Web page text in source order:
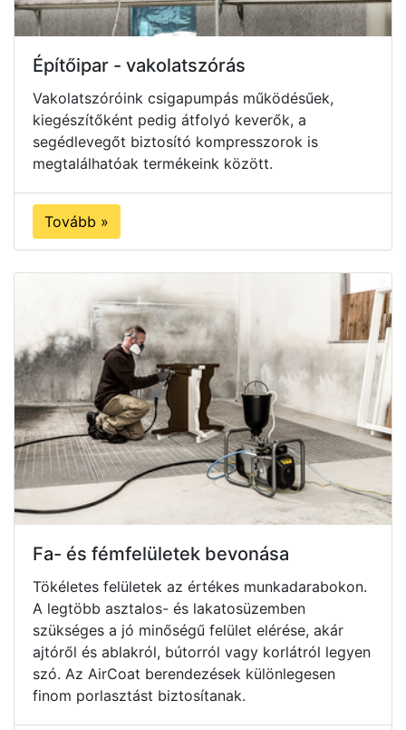
Építőipar - vakolatszórás
Vakolatszóróink csigapumpás működésűek,
kiegészítőként pedig átfolyó keverők, a
segédlevegőt biztosító kompresszorok is
megtalálhatóak termékeink között.
Tovább »
Fa- és fémfelületek bevonása
Tökéletes felületek az értékes munkadarabokon.
A legtöbb asztalos- és lakatosüzemben
szükséges a jó minőségű felület elérése, akár
ajtóről és ablakról, bútorról vagy korlátról legyen
szó. Az AirCoat berendezések különlegesen
finom porlasztást biztosítanak.